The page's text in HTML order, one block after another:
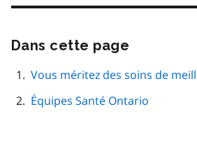
Dans cette page
page
Vous méritez des soins de
Équipes Santé Ontario